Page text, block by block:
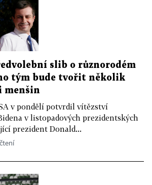
slib o různorodém
tým bude tvořit několik
menšin
v pondělí potvrdil vítězství
v listopadových prezidentských
prezident Donald...